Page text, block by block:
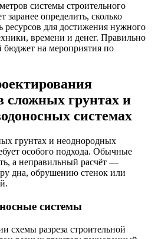
системы строительного
заранее определить, сколько
ресурсов для достижения нужного
времени и денег. Правильно
бюджет на мероприятия по
сложных грунтах и
системах
грунтах и неоднородных
особого подхода. Обычные
а неправильный расчёт —
дна, обрушению стенок или
системы
схемы разреза строительной